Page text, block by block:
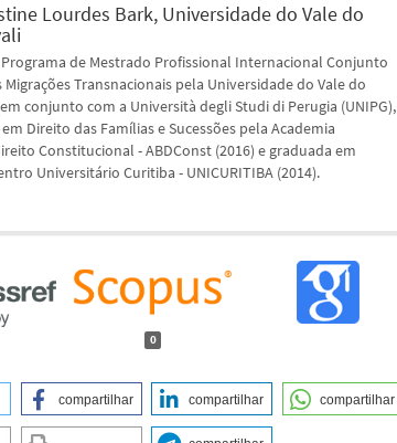
Lourdes Bark, Universidade do Vale do
de Mestrado Profissional Internacional Conjunto
Transnacionais pela Universidade do Vale do
conjunto com a Università degli Studi di Perugia (UNIPG),
Direito das Famílias e Sucessões pela Academia
Constitucional - ABDConst (2016) e graduada em
Universitário Curitiba - UNICURITIBA (2014).
0
compartilhar compartilhar compartilhar